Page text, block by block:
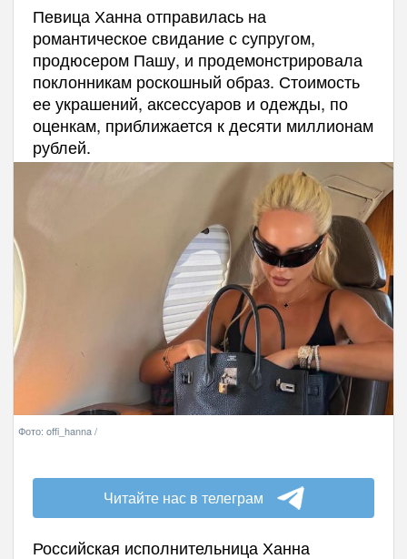
Певица Ханна отправилась на
романтическое свидание с супругом,
продюсером Пашу, и продемонстрировала
поклонникам роскошный образ. Стоимость
ее украшений, аксессуаров и одежды, по
оценкам, приближается к десяти миллионам
рублей.
Фото: offi_hanna /
Читайте нас в телеграм
Российская исполнительница Ханна